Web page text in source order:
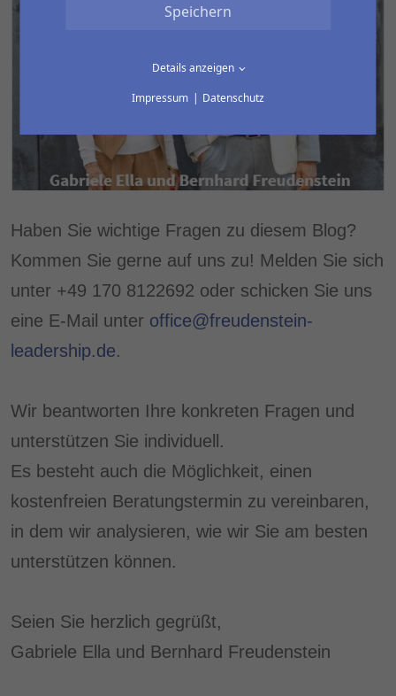
Haben Sie wichtige Fragen zu diesem Blog?
Kommen Sie gerne auf uns zu! Melden Sie sich
unter +49 170 8122692 oder schicken Sie uns
eine E-Mail unter office@freudenstein-
leadership.de.
Wir beantworten Ihre konkreten Fragen und
unterstützen Sie individuell.
Es besteht auch die Möglichkeit, einen
kostenfreien Beratungstermin zu vereinbaren,
in dem wir analysieren, wie wir Sie am besten
unterstützen können.
Seien Sie herzlich gegrüßt,
Gabriele Ella und Bernhard Freudenstein
Speichern
Details anzeigen
Impressum
Datenschutz